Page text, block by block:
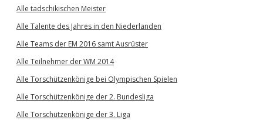
Alle tadschikischen Meister
Alle Talente des Jahres in den Niederlanden
Alle Teams der EM 2016 samt Ausrüster
Alle Teilnehmer der WM 2014
Alle Torschützenkönige bei Olympischen Spielen
Alle Torschützenkönige der 2. Bundesliga
Alle Torschützenkönige der 3. Liga